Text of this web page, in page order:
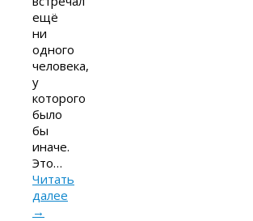
ещё
ни
одного
человека,
у
которого
было
бы
иначе.
Это…
Читать
далее
→